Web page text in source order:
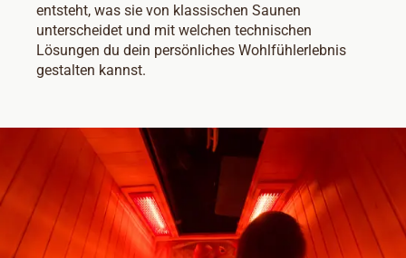
entsteht, was sie von klassischen Saunen
unterscheidet und mit welchen technischen
Lösungen du dein persönliches Wohlfühlerlebnis
gestalten kannst.